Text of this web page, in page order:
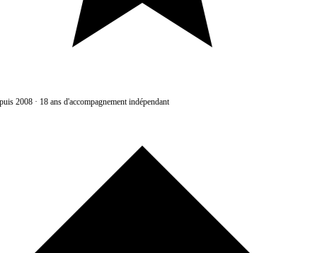
2008·18 ans d'accompagnement indépendant